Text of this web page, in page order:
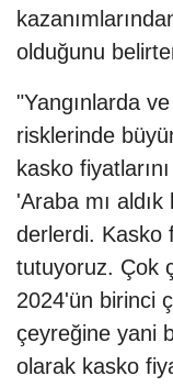
olduğunu
"Yangınlarda
risklerinde
kasko
'Araba mı
derlerdi. Kasko
tutuyoruz. Çok
2024'ün birinci
çeyreğine yani
olarak kasko